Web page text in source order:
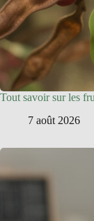
Tout savoir sur les
7 août 2026